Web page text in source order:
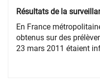
Résultats de la
En France
obtenus sur des
23 mars 2011 étaient
des techniques